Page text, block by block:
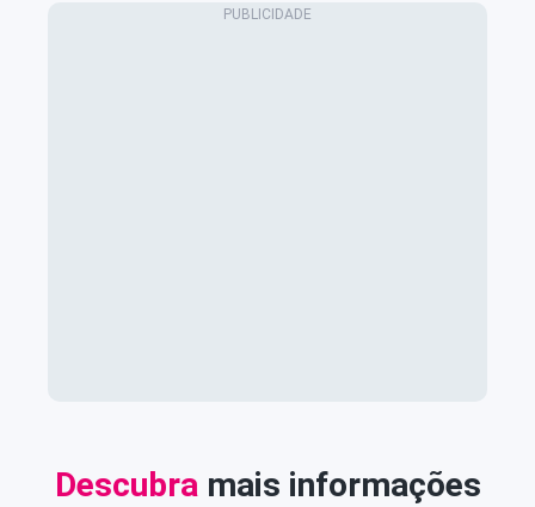
Descubra mais informações